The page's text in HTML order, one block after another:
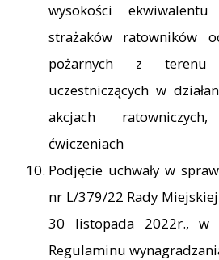
wysokości
strażaków ratowników
pożarnych z terenu
uczestniczących w
akcjach
ćwiczeniach
Podjęcie uchwały w
nr L/379/22 Rady
30 listopada 2022r., w
Regulaminu